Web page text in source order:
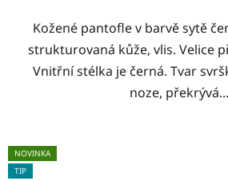
Kožené pantofle v barvě sytě
strukturovaná kůže, vlis. Velice
Vnitřní stélka je černá. Tvar
noze, překrývá...
NOVINKA
TIP